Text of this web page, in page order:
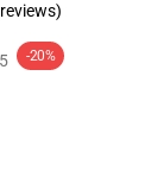
-20%